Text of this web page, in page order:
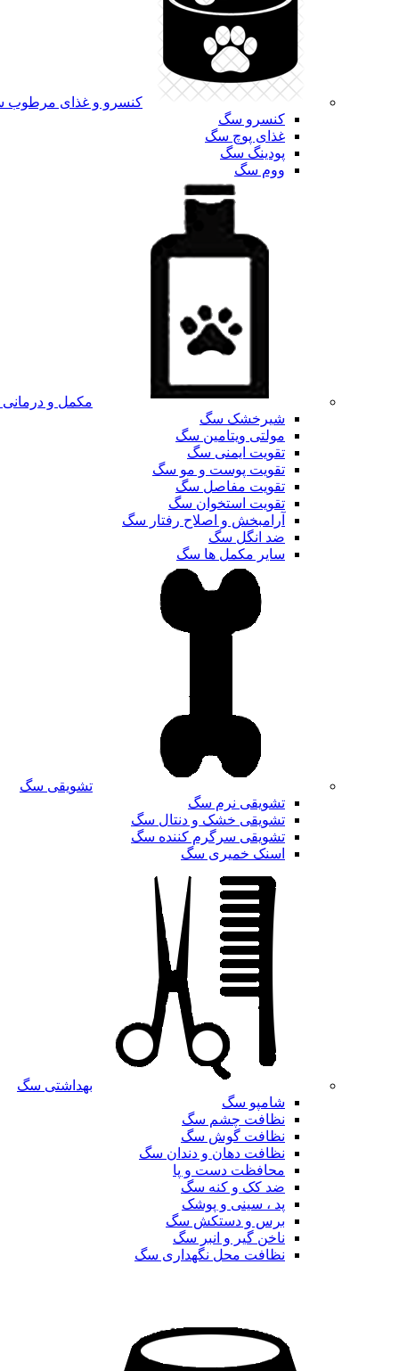
کنسرو و غذای
کنسرو سگ
غذای پوچ سگ
پودینگ سگ
ووم سگ
مکمل و
شیرخشک سگ
مولتی ویتامین سگ
تقویت ایمنی سگ
تقویت پوست و مو سگ
تقویت مفاصل سگ
تقویت استخوان سگ
آرامبخش و اصلاح رفتار سگ
ضد انگل سگ
سایر مکمل ها سگ
تشویقی سگ
تشویقی نرم سگ
تشویقی خشک و دنتال سگ
تشویقی سرگرم کننده سگ
اسنک خمیری سگ
بهداشتی سگ
شامپو سگ
نظافت چشم سگ
نظافت گوش سگ
نظافت دهان و دندان سگ
محافظت دست و پا
ضد کک و کنه سگ
پد ، سینی و پوشک
برس و دستکش سگ
ناخن گیر و انبر سگ
نظافت محل نگهداری سگ